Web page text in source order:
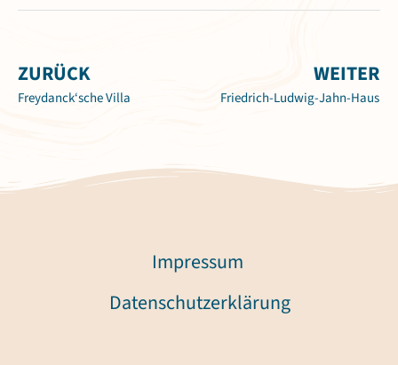
ZURÜCK
Freydanck‘sche Villa
WEITER
Friedrich-Ludwig-Jahn-Haus
Impressum
Datenschutzerklärung